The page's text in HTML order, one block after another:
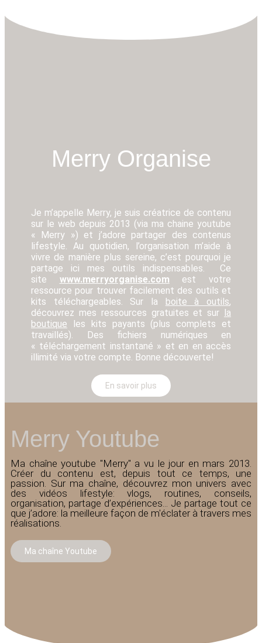
Merry Organise
Je m’appelle Merry, je suis créatrice de contenu
sur le web depuis 2013 (via ma chaine youtube
« Merry ») et j’adore partager des contenus
lifestyle. Au quotidien, l’organisation m’aide à
vivre de manière plus sereine, c’est pourquoi je
partage ici mes outils indispensables. Ce
site www.merryorganise.com est votre
ressource pour trouver facilement des outils et
kits téléchargeables. Sur la
boite à outils,
découvrez mes ressources gratuites et sur
la
boutique les kits payants (plus complets et
travaillés). Des fichiers numériques en
« téléchargement instantané » et en en accès
illimité via votre compte. Bonne découverte!
En savoir plus
Merry Youtube
Ma chaîne youtube "Merry" a vu le jour en mars 2013.
Créer du contenu est, depuis tout ce temps, une
passion. Sur ma chaîne, découvrez mon univers avec
des vidéos lifestyle: vlogs, routines, conseils,
organisation, partage d’expériences... Je partage tout ce
que j’adore: la meilleure façon de m'éclater à travers mes
réalisations.
Ma chaîne Youtube